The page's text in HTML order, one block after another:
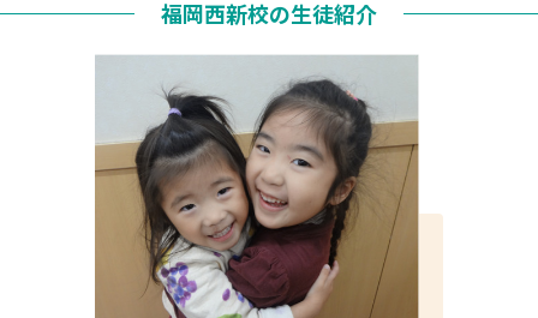
福岡西新校の生徒紹介